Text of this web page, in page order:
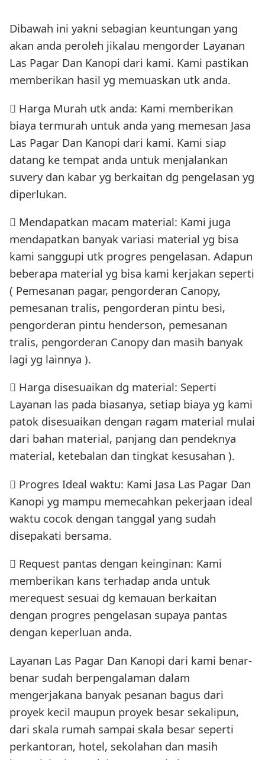
Dibawah ini yakni sebagian keuntungan yang
akan anda peroleh jikalau mengorder Layanan
Las Pagar Dan Kanopi dari kami. Kami pastikan
memberikan hasil yg memuaskan utk anda.
 Harga Murah utk anda: Kami memberikan
biaya termurah untuk anda yang memesan Jasa
Las Pagar Dan Kanopi dari kami. Kami siap
datang ke tempat anda untuk menjalankan
suvery dan kabar yg berkaitan dg pengelasan yg
diperlukan.
 Mendapatkan macam material: Kami juga
mendapatkan banyak variasi material yg bisa
kami sanggupi utk progres pengelasan. Adapun
beberapa material yg bisa kami kerjakan seperti
( Pemesanan pagar, pengorderan Canopy,
pemesanan tralis, pengorderan pintu besi,
pengorderan pintu henderson, pemesanan
tralis, pengorderan Canopy dan masih banyak
lagi yg lainnya ).
 Harga disesuaikan dg material: Seperti
Layanan las pada biasanya, setiap biaya yg kami
patok disesuaikan dengan ragam material mulai
dari bahan material, panjang dan pendeknya
material, ketebalan dan tingkat kesusahan ).
 Progres Ideal waktu: Kami Jasa Las Pagar Dan
Kanopi yg mampu memecahkan pekerjaan ideal
waktu cocok dengan tanggal yang sudah
disepakati bersama.
 Request pantas dengan keinginan: Kami
memberikan kans terhadap anda untuk
merequest sesuai dg kemauan berkaitan
dengan progres pengelasan supaya pantas
dengan keperluan anda.
Layanan Las Pagar Dan Kanopi dari kami benar-
benar sudah berpengalaman dalam
mengerjakana banyak pesanan bagus dari
proyek kecil maupun proyek besar sekalipun,
dari skala rumah sampai skala besar seperti
perkantoran, hotel, sekolahan dan masih